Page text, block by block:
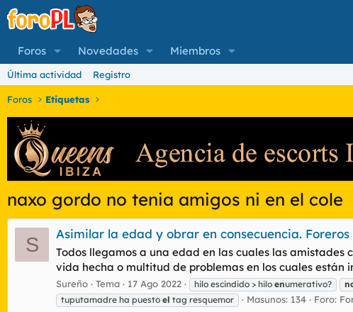
Foros Novedades Miembros
Última actividad Registro
Foros Etiquetas
naxo gordo no tenia amigos ni en el cole
S Asimilar la edad y obrar en consecuencia. Foreros
Todos llegamos a una edad en las cuales las amistades
vida hecha o multitud de problemas en los cuales están
Sureño Tema 17 Ago 2022 hilo escindido > hilo enumerativo?
tuputamadre ha puesto el tag resquemor Masunos: 134 Foro: